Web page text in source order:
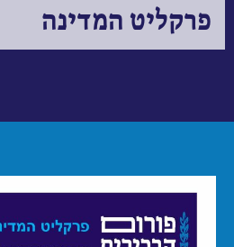
פרקליט המדינה